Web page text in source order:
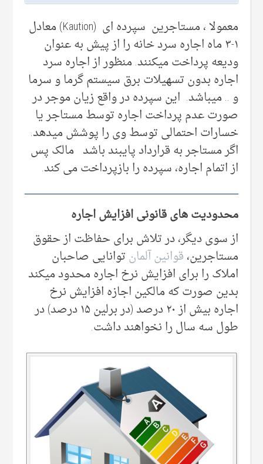
معمولا ، مستاجرین سپرده ای (Kaution) معادل
۱-۳ ماه اجاره سرد خانه را از پیش به عنوان
ودیعه پرداخت میکنند. منظور از اجاره سرد
اجاره بدون تسهیلات برق سیستم گرما و سرما
و .. میباشد. این سپرده در واقع زیان موجر در
صورت عدم پرداخت اجاره توسط مستاجر یا
خسارات احتمالی توسط وی را پوشش میدهد.
اگر مستاجر به قرارداد پایبند باشد مالک پس
از اتمام اجاره، سپرده را بازپرداخت می کند.
محدودیت های قانونی افزایش اجاره
از سوی دیگر، در تلاش برای حفاظت از حقوق
مستاجرین،قوانین آلمانتوانایی صاحبان
املاک را برای افزایش نرخ اجاره محدود میکند
بدین صورت که مالکین اجازه افزایش نرخ
اجاره بیش از ۲۰ درصد (در برلین ۱۵ درصد) در
طول سه سال را نخواهند داشت.